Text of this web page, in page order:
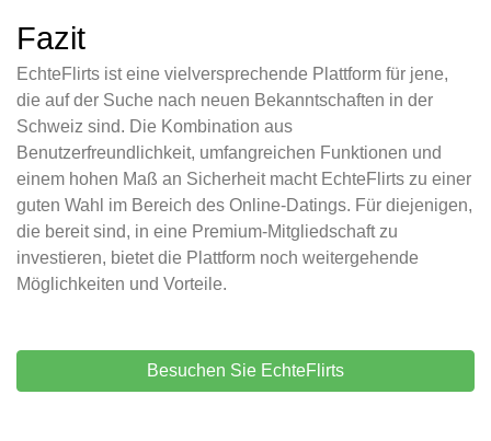
Fazit
EchteFlirts ist eine vielversprechende Plattform für jene,
die auf der Suche nach neuen Bekanntschaften in der
Schweiz sind. Die Kombination aus
Benutzerfreundlichkeit, umfangreichen Funktionen und
einem hohen Maß an Sicherheit macht EchteFlirts zu einer
guten Wahl im Bereich des Online-Datings. Für diejenigen,
die bereit sind, in eine Premium-Mitgliedschaft zu
investieren, bietet die Plattform noch weitergehende
Möglichkeiten und Vorteile.
Besuchen Sie EchteFlirts